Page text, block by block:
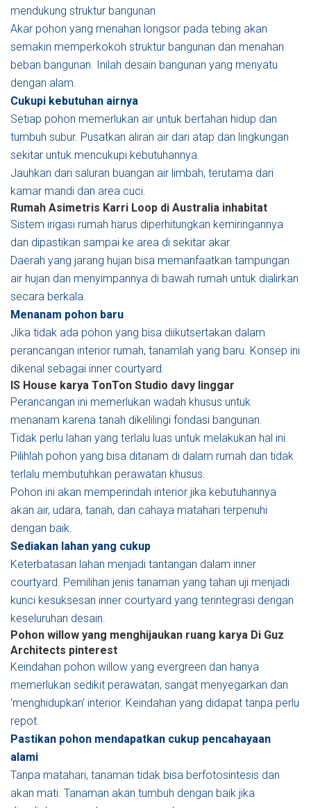
mendukung struktur bangunan
Akar pohon yang menahan longsor pada tebing akan
semakin memperkokoh struktur bangunan dan menahan
beban bangunan. Inilah desain bangunan yang menyatu
dengan alam.
Cukupi kebutuhan airnya
Setiap pohon memerlukan air untuk bertahan hidup dan
tumbuh subur. Pusatkan aliran air dari atap dan lingkungan
sekitar untuk mencukupi kebutuhannya.
Jauhkan dari saluran buangan air limbah, terutama dari
kamar mandi dan area cuci.
Rumah Asimetris Karri Loop di Australia inhabitat
Sistem irigasi rumah harus diperhitungkan kemiringannya
dan dipastikan sampai ke area di sekitar akar.
Daerah yang jarang hujan bisa memanfaatkan tampungan
air hujan dan menyimpannya di bawah rumah untuk dialirkan
secara berkala.
Menanam pohon baru
Jika tidak ada pohon yang bisa diikutsertakan dalam
perancangan interior rumah, tanamlah yang baru. Konsep ini
dikenal sebagai inner courtyard.
IS House karya TonTon Studio davy linggar
Perancangan ini memerlukan wadah khusus untuk
menanam karena tanah dikelilingi fondasi bangunan.
Tidak perlu lahan yang terlalu luas untuk melakukan hal ini.
Pilihlah pohon yang bisa ditanam di dalam rumah dan tidak
terlalu membutuhkan perawatan khusus.
Pohon ini akan memperindah interior jika kebutuhannya
akan air, udara, tanah, dan cahaya matahari terpenuhi
dengan baik.
Sediakan lahan yang cukup
Keterbatasan lahan menjadi tantangan dalam inner
courtyard. Pemilihan jenis tanaman yang tahan uji menjadi
kunci kesuksesan inner courtyard yang terintegrasi dengan
keseluruhan desain.
Pohon willow yang menghijaukan ruang karya Di Guz
Architects pinterest
Keindahan pohon willow yang evergreen dan hanya
memerlukan sedikit perawatan, sangat menyegarkan dan
‘menghidupkan’ interior. Keindahan yang didapat tanpa perlu
repot.
Pastikan pohon mendapatkan cukup pencahayaan
alami
Tanpa matahari, tanaman tidak bisa berfotosintesis dan
akan mati. Tanaman akan tumbuh dengan baik jika